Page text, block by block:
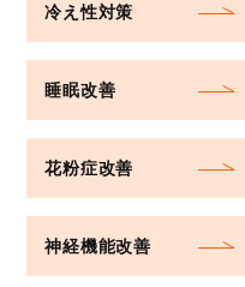
冷え性対策
睡眠改善
花粉症改善
神経機能改善